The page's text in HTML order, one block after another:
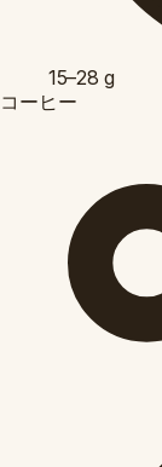
15–28 g
コーヒー